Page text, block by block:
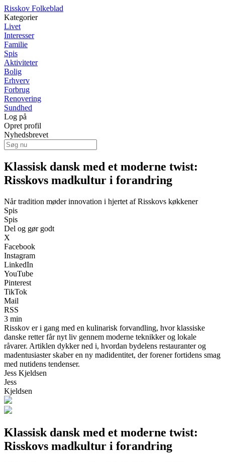
Risskov Folkeblad
Kategorier
Livet
Interesser
Familie
Spis
Aktiviteter
Bolig
Erhverv
Forbrug
Renovering
Sundhed
Log på
Opret profil
Nyhedsbrevet
Klassisk dansk med et moderne twist:
Risskovs madkultur i forandring
Når tradition møder innovation i hjertet af Risskovs køkkener
Spis
Spis
Del og gør godt
X
Facebook
Instagram
LinkedIn
YouTube
Pinterest
TikTok
Mail
RSS
3 min
Risskov er i gang med en kulinarisk forvandling, hvor klassiske
danske retter får nyt liv gennem moderne teknikker og lokale
råvarer. Artiklen dykker ned i, hvordan bydelens restauranter og
madentusiaster skaber en ny madidentitet, der forener fortidens smag
med nutidens tendenser.
Jess Kjeldsen
Jess
Kjeldsen
Klassisk dansk med et moderne twist:
Risskovs madkultur i forandring